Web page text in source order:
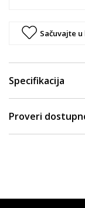
Sačuvajte
Specifikacija
Proveri